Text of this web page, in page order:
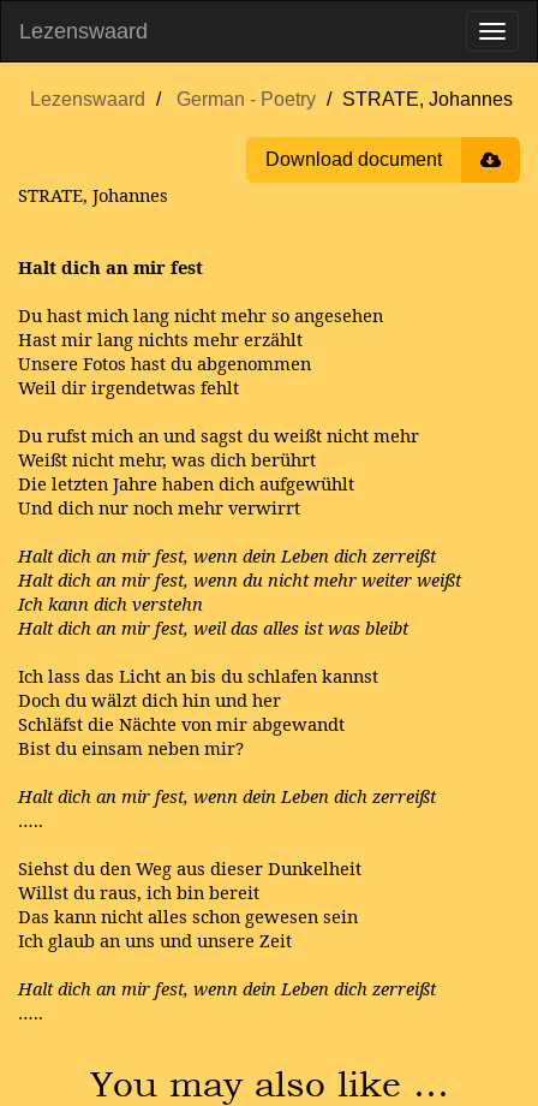
Lezenswaard
Lezenswaard German - Poetry STRATE, Johannes
Download document
STRATE, Johannes
Halt dich an mir fest
Du hast mich lang nicht mehr so angesehen
Hast mir lang nichts mehr erzählt
Unsere Fotos hast du abgenommen
Weil dir irgendetwas fehlt
Du rufst mich an und sagst du weißt nicht mehr
Weißt nicht mehr, was dich berührt
Die letzten Jahre haben dich aufgewühlt
Und dich nur noch mehr verwirrt
Halt dich an mir fest, wenn dein Leben dich zerreißt
Halt dich an mir fest, wenn du nicht mehr weiter weißt
Ich kann dich verstehn
Halt dich an mir fest, weil das alles ist was bleibt
Ich lass das Licht an bis du schlafen kannst
Doch du wälzt dich hin und her
Schläfst die Nächte von mir abgewandt
Bist du einsam neben mir?
Halt dich an mir fest, wenn dein Leben dich zerreißt
…..
Siehst du den Weg aus dieser Dunkelheit
Willst du raus, ich bin bereit
Das kann nicht alles schon gewesen sein
Ich glaub an uns und unsere Zeit
Halt dich an mir fest, wenn dein Leben dich zerreißt
…..
You may also like …